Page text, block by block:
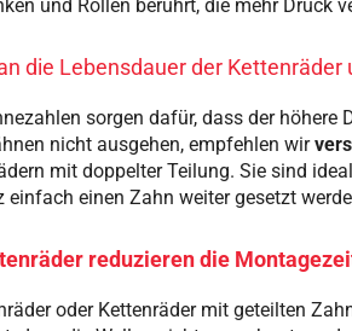
und Rollen berührt, die mehr Druck
die Lebensdauer der Kettenräder
sorgen dafür, dass der
nicht ausgehen, empfehlen wir
mit doppelter Teilung. Sie sind
einfach einen Zahn weiter gesetzt
reduzieren die
oder Kettenräder mit geteilten